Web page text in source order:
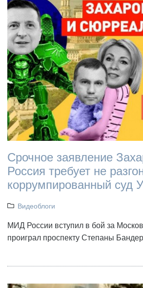
Срочное заявление
Россия требует не
коррумпированный суд
Видеоблоги
МИД России вступил в бой за
проиграл проспекту Степаны